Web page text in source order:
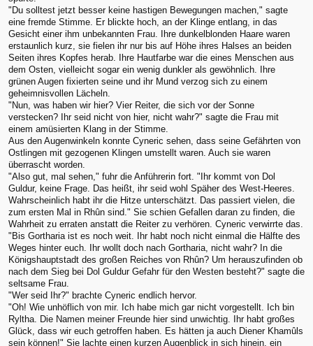
"Du solltest jetzt besser keine hastigen Bewegungen machen," sagte
eine fremde Stimme. Er blickte hoch, an der Klinge entlang, in das
Gesicht einer ihm unbekannten Frau. Ihre dunkelblonden Haare waren
erstaunlich kurz, sie fielen ihr nur bis auf Höhe ihres Halses an beiden
Seiten ihres Kopfes herab. Ihre Hautfarbe war die eines Menschen aus
dem Osten, vielleicht sogar ein wenig dunkler als gewöhnlich. Ihre
grünen Augen fixierten seine und ihr Mund verzog sich zu einem
geheimnisvollen Lächeln.
"Nun, was haben wir hier? Vier Reiter, die sich vor der Sonne
verstecken? Ihr seid nicht von hier, nicht wahr?" sagte die Frau mit
einem amüsierten Klang in der Stimme.
Aus den Augenwinkeln konnte Cyneric sehen, dass seine Gefährten von
Ostlingen mit gezogenen Klingen umstellt waren. Auch sie waren
überrascht worden.
"Also gut, mal sehen," fuhr die Anführerin fort. "Ihr kommt von Dol
Guldur, keine Frage. Das heißt, ihr seid wohl Späher des West-Heeres.
Wahrscheinlich habt ihr die Hitze unterschätzt. Das passiert vielen, die
zum ersten Mal in Rhûn sind." Sie schien Gefallen daran zu finden, die
Wahrheit zu erraten anstatt die Reiter zu verhören. Cyneric verwirrte das.
"Bis Gortharia ist es noch weit. Ihr habt noch nicht einmal die Hälfte des
Weges hinter euch. Ihr wollt doch nach Gortharia, nicht wahr? In die
Königshauptstadt des großen Reiches von Rhûn? Um herauszufinden ob
nach dem Sieg bei Dol Guldur Gefahr für den Westen besteht?" sagte die
seltsame Frau.
"Wer seid Ihr?" brachte Cyneric endlich hervor.
"Oh! Wie unhöflich von mir. Ich habe mich gar nicht vorgestellt. Ich bin
Ryltha. Die Namen meiner Freunde hier sind unwichtig. Ihr habt großes
Glück, dass wir euch getroffen haben. Es hätten ja auch Diener Khamûls
sein können!" Sie lachte einen kurzen Augenblick in sich hinein, ein